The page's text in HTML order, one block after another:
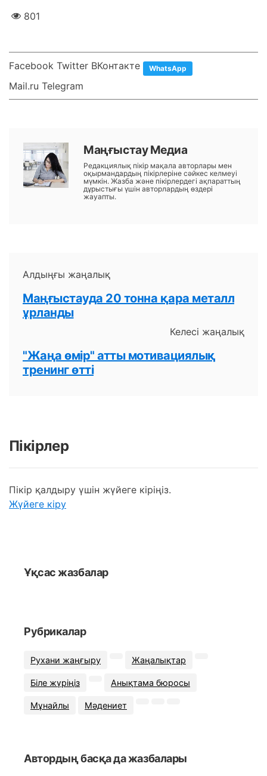
801
Facebook Twitter ВКонтакте WhatsApp
Mail.ru Telegram
Маңғыстау Медиа
Редакциялық пікір мақала авторлары мен
оқырмандардың пікірлеріне сәйкес келмеуі
мүмкін. Жазба және пікірлердегі ақпараттың
дұрыстығы үшін авторлардың өздері
жауапты.
Алдыңғы жаңалық
Маңғыстауда 20 тонна қара металл
ұрланды
Келесі жаңалық
"Жаңа өмір" атты мотивациялық
тренинг өтті
Пікірлер
Пікір қалдыру үшін жүйеге кіріңіз.
Жүйеге кіру
Ұқсас жазбалар
Рубрикалар
Рухани жаңғыру Жаңалықтар
Біле жүріңіз Анықтама бюросы
Мұнайлы Мәдениет
Автордың басқа да жазбалары